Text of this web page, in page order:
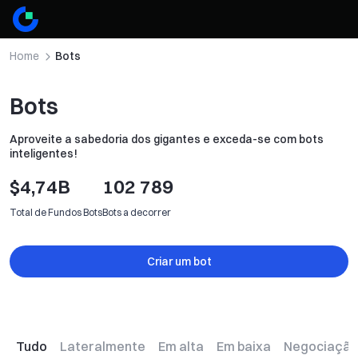
Home Bots
Bots
Aproveite a sabedoria dos gigantes e exceda-se com bots
inteligentes!
$4,74B
Total de Fundos Bots
102 789
Bots a decorrer
Criar um bot
Criar um bot
Tudo Lateralmente Em alta Em baixa